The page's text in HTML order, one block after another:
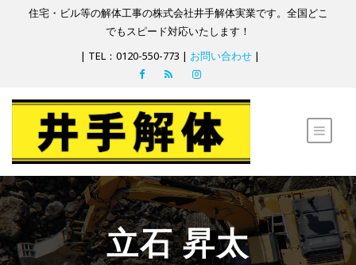
住宅・ビル等の解体工事の株式会社井手解体実業です。全国どこ
でもスピード対応いたします！
| TEL：0120-550-773 | お問い合わせ |
立石 昇太